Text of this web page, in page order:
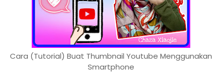
Cara (Tutorial) Buat Thumbnail Youtube Menggunakan
Smartphone